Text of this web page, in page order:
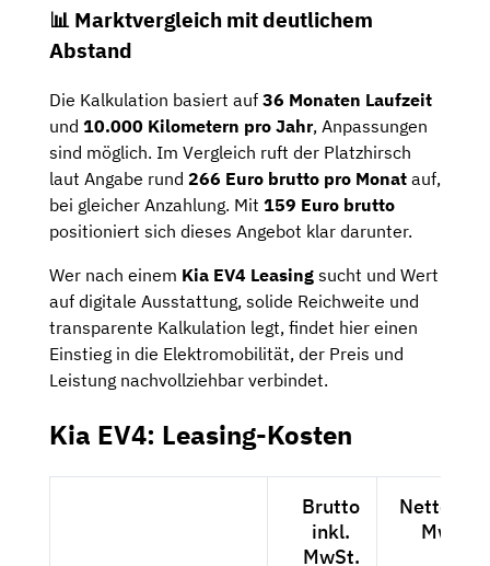
📊 Marktvergleich mit deutlichem
Abstand
Die Kalkulation basiert auf 36 Monaten Laufzeit
und 10.000 Kilometern pro Jahr, Anpassungen
sind möglich. Im Vergleich ruft der Platzhirsch
laut Angabe rund 266 Euro brutto pro Monat auf,
bei gleicher Anzahlung. Mit 159 Euro brutto
positioniert sich dieses Angebot klar darunter.
Wer nach einem Kia EV4 Leasing sucht und Wert
auf digitale Ausstattung, solide Reichweite und
transparente Kalkulation legt, findet hier einen
Einstieg in die Elektromobilität, der Preis und
Leistung nachvollziehbar verbindet.
Kia EV4: Leasing-Kosten
Brutto
inkl.
MwSt.
Netto
MwSt.